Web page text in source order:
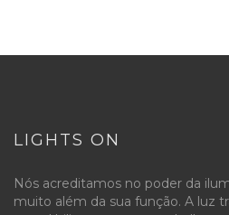
LIGHTS ON
Nós acreditamos no poder da
muito além da sua função. A luz